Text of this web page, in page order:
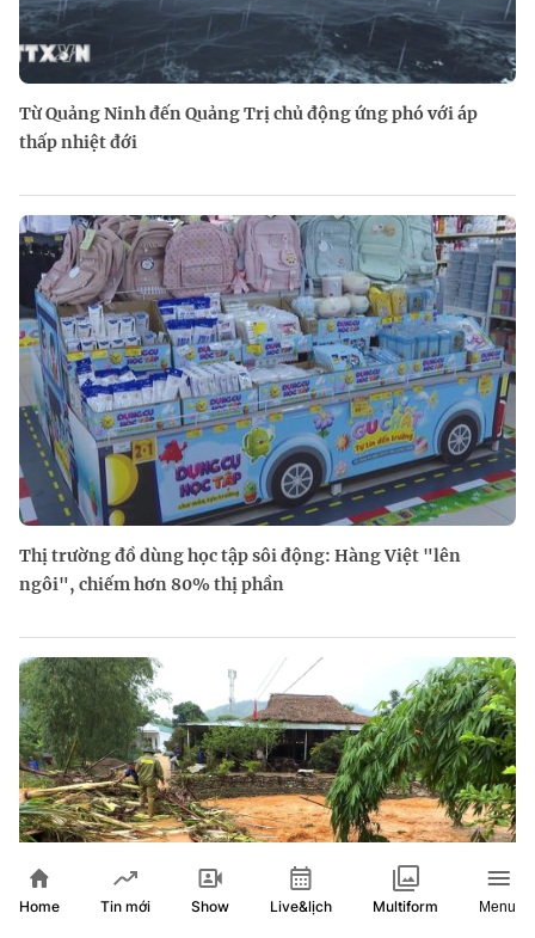
Từ Quảng Ninh đến Quảng Trị chủ động ứng phó với áp
thấp nhiệt đới
Thị trường đồ dùng học tập sôi động: Hàng Việt "lên
ngôi", chiếm hơn 80% thị phần
Home Tin mới Show Live&lịch Multiform Menu